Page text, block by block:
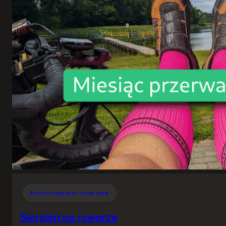
Podsumowania rowerowe
Sierpień na rowerze